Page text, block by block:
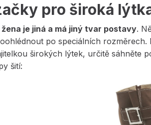
pro široká
žena je jiná a má jiný tvar postavy.
po speciálních
širokých lýtek, určitě sáhněte
šití: